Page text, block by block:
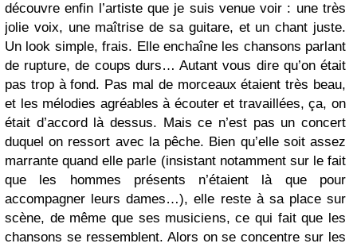
découvre enfin l’artiste que je suis venue voir : une très
jolie voix, une maîtrise de sa guitare, et un chant juste.
Un look simple, frais. Elle enchaîne les chansons parlant
de rupture, de coups durs… Autant vous dire qu’on était
pas trop à fond. Pas mal de morceaux étaient très beau,
et les mélodies agréables à écouter et travaillées, ça, on
était d’accord là dessus. Mais ce n’est pas un concert
duquel on ressort avec la pêche. Bien qu’elle soit assez
marrante quand elle parle (insistant notamment sur le fait
que les hommes présents n’étaient là que pour
accompagner leurs dames…), elle reste à sa place sur
scène, de même que ses musiciens, ce qui fait que les
chansons se ressemblent. Alors on se concentre sur les